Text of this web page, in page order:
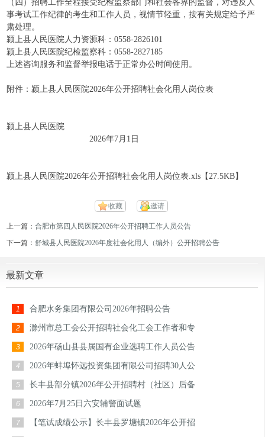
（四）招聘工作全程接受纪检监察部门和社会各界的监督，对违反人
事考试工作纪律的考生和工作人员，视情节轻重，按有关规定给予严
肃处理。
颍上县人民医院人力资源科：0558-2826101
颍上县人民医院纪检监察科：0558-2827185
上述咨询服务和监督举报电话于正常办公时间使用。
附件：颍上县人民医院2026年公开招聘社会化用人岗位表
颍上县人民医院
2026年7月1日
颍上县人民医院2026年公开招聘社会化用人岗位表.xls【27.5KB】
收藏 邀请
上一篇：合肥市第四人民医院2026年公开招聘工作人员公告
下一篇：舒城县人民医院2026年度社会化用人（编外）公开招聘公告
最新文章
1 合肥水务集团有限公司2026年招聘公告
2 滁州市总工会公开招聘社会化工会工作者和专
3 2026年砀山县县属国有企业选聘工作人员公告
4 2026年蚌埠怀远投资集团有限公司招聘30人公
5 长丰县部分镇2026年公开招聘村（社区）后备
6 2026年7月25日六安辅警面试题
7 【笔试成绩公示】长丰县罗塘镇2026年公开招